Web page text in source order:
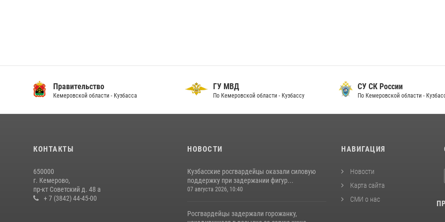
Правительство
Кемеровской области - Кузбасса
ГУ МВД
По Кемеровской области - Кузбассу
СУ СК России
По Кемеровской области -
КОНТАКТЫ
650000
г. Кемерово,
пр-кт Советский д. 48 а
+ 7 (3842) 44-45-00
НОВОСТИ
Кузбасские росгвардейцы оказали силовую
поддержку при задержании фигур...
07 августа 2026, 10:40
Росгвардейцы задержали горожанку,
НАВИГАЦИЯ
Новости
Карта сайта
СМИ о нас